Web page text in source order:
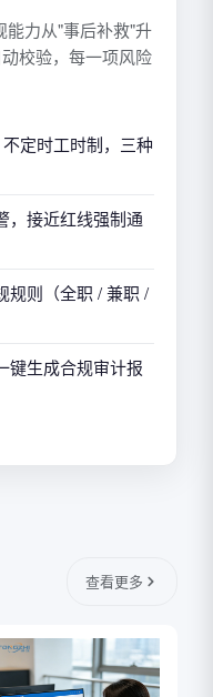
能力从"事后补救"升
校验，每一项风险
定时工时制，三种
，接近红线强制通
规则（全职 / 兼职 /
键生成合规审计报
查看更多